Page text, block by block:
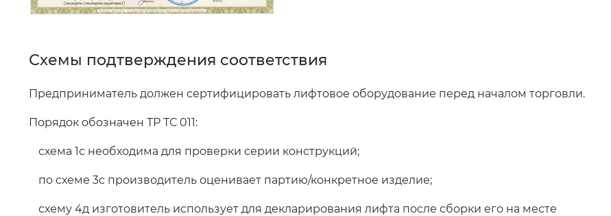
Схемы подтверждения соответствия
Предприниматель должен сертифицировать лифтовое оборудование перед началом торговли.
Порядок обозначен ТР ТС 011:
схема 1с необходима для проверки серии конструкций;
по схеме 3с производитель оценивает партию/конкретное изделие;
схему 4д изготовитель использует для декларирования лифта после сборки его на месте